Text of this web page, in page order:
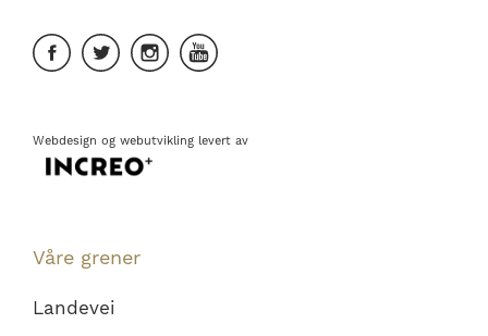
Webdesign og webutvikling levert av
Våre grener
Landevei